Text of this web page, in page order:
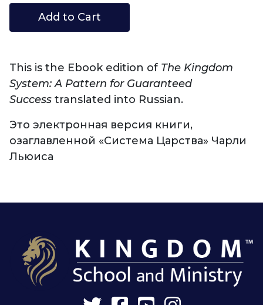
Add to Cart
This is the Ebook edition of The Kingdom
System: A Pattern for Guaranteed
Success translated into Russian.
Это электронная версия книги,
озаглавленной «Система Царства» Чарли
Льюиса